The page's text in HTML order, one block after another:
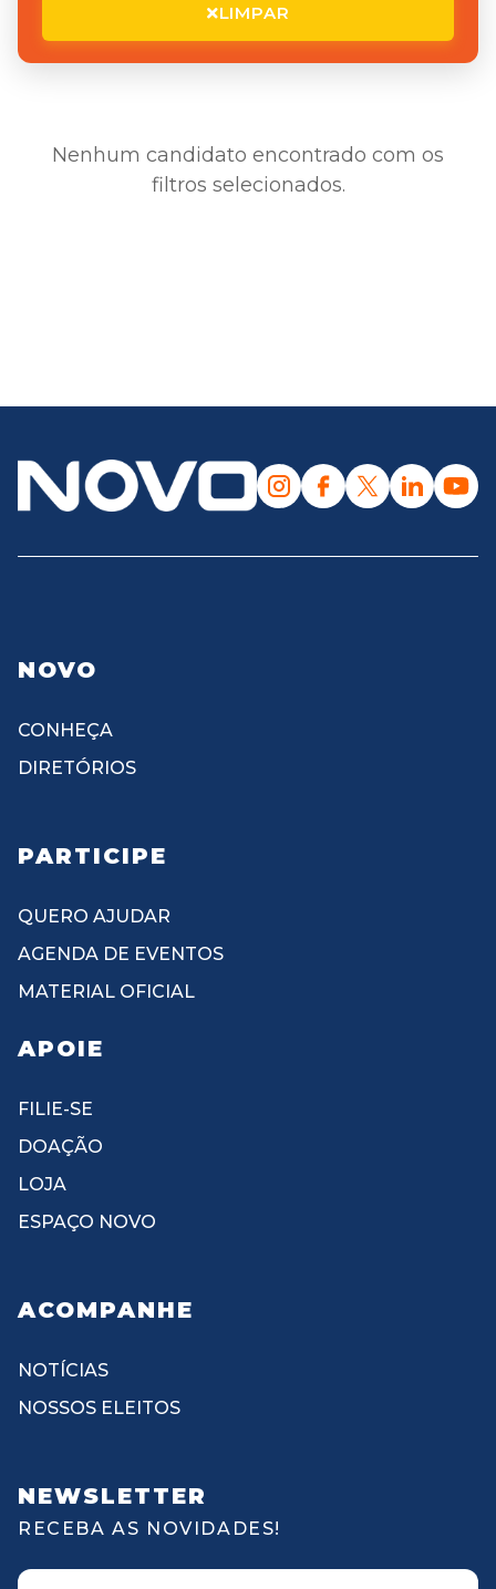
LIMPAR
Nenhum candidato encontrado com os
filtros selecionados.
NOVO
CONHEÇA
DIRETÓRIOS
PARTICIPE
QUERO AJUDAR
AGENDA DE EVENTOS
MATERIAL OFICIAL
APOIE
FILIE-SE
DOAÇÃO
LOJA
ESPAÇO NOVO
ACOMPANHE
NOTÍCIAS
NOSSOS ELEITOS
NEWSLETTER
RECEBA AS NOVIDADES!